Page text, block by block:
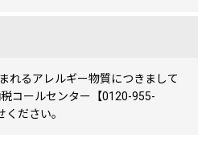
れるアレルギー物質につきまして
コールセンター【0120-955-
ださい。